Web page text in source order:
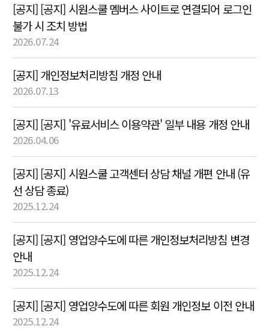
[공지] [공지] 시원스쿨 멤버스 사이트로 연결되어 로그인
불가 시 조치 방법
2026.07.24
[공지] 개인정보처리방침 개정 안내
2026.07.13
[공지] [공지] '유료서비스 이용약관' 일부 내용 개정 안내
2026.04.06
[공지] [공지] 시원스쿨 고객센터 상담 채널 개편 안내 (유
선 상담 종료)
2025.12.24
[공지] [공지] 영업양수도에 따른 개인정보처리방침 변경
안내
2025.12.24
[공지] [공지] 영업양수도에 따른 회원 개인정보 이전 안내
2025.12.24